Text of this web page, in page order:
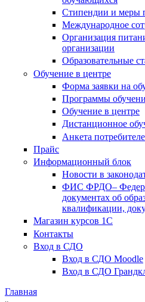
Стипендии и меры
Международное
Организация
организации
Образовательные
Обучение в центре
Форма заявки на
Программы
Обучение в центре
Дистанционное
Анкета
Прайс
Информационный блок
Новости в
ФИС ФРДО–
документах об
квалификации,
Магазин курсов 1С
Контакты
Вход в СДО
Вход в СДО Moodle
Вход в СДО
Главная